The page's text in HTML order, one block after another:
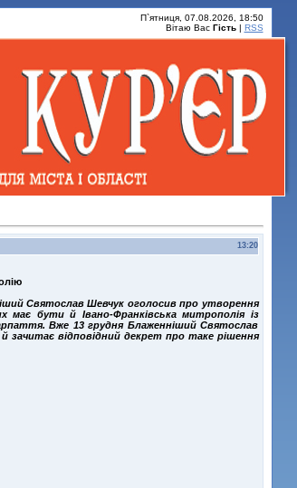
П`ятниця, 07.08.2026, 18:50
Вітаю Вас Гість| RSS
13:20
Святослав Шевчук оголосив про утворення
має бути й Івано-Франківська митрополія із
Вже 13 грудня Блаженніший Святослав
зачитає відповідний декрет про таке рішення